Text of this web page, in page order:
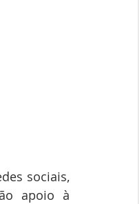
sociais,
apoio à